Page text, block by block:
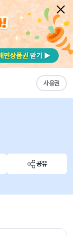
사용권
공유